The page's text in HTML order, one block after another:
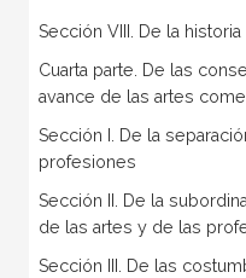
Sección VIII. De la
Cuarta parte. De las
avance de las artes
Sección I. De la
profesiones
Sección II. De la
de las artes y de las
Sección III. De las